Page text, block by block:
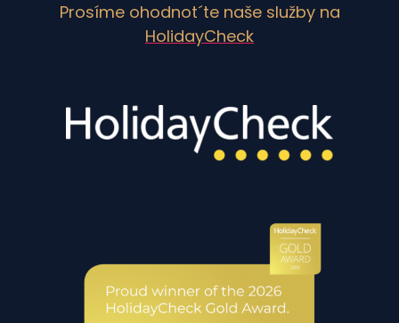
Prosíme ohodnot´te naše služby na
HolidayCheck